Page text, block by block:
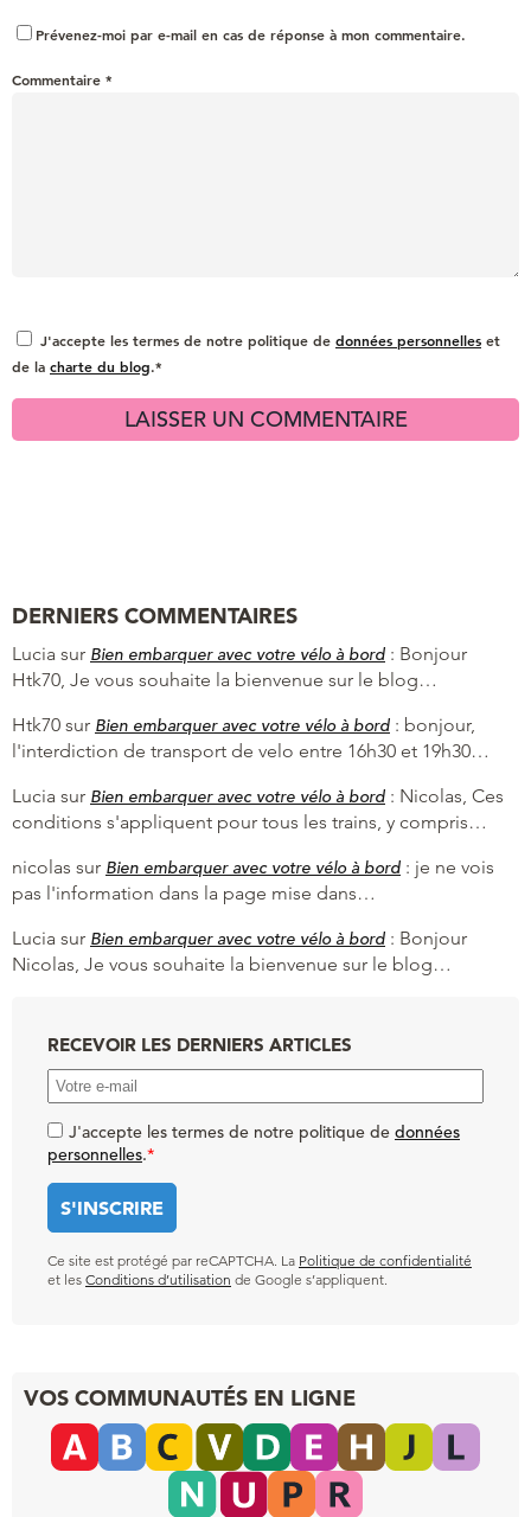
Prévenez-moi par e-mail en cas de réponse à mon commentaire.
Commentaire *
J'accepte les termes de notre politique de données personnelles et
de la charte du blog.*
DERNIERS COMMENTAIRES
Lucia sur Bien embarquer avec votre vélo à bord : Bonjour
Htk70, Je vous souhaite la bienvenue sur le blog…
Htk70 sur Bien embarquer avec votre vélo à bord : bonjour,
l'interdiction de transport de velo entre 16h30 et 19h30…
Lucia sur Bien embarquer avec votre vélo à bord : Nicolas, Ces
conditions s'appliquent pour tous les trains, y compris…
nicolas sur Bien embarquer avec votre vélo à bord : je ne vois
pas l'information dans la page mise dans…
Lucia sur Bien embarquer avec votre vélo à bord : Bonjour
Nicolas, Je vous souhaite la bienvenue sur le blog…
RECEVOIR LES DERNIERS ARTICLES
J'accepte les termes de notre politique de données
personnelles.*
Ce site est protégé par reCAPTCHA. La Politique de confidentialité
et les Conditions d’utilisation de Google s’appliquent.
VOS COMMUNAUTÉS EN LIGNE